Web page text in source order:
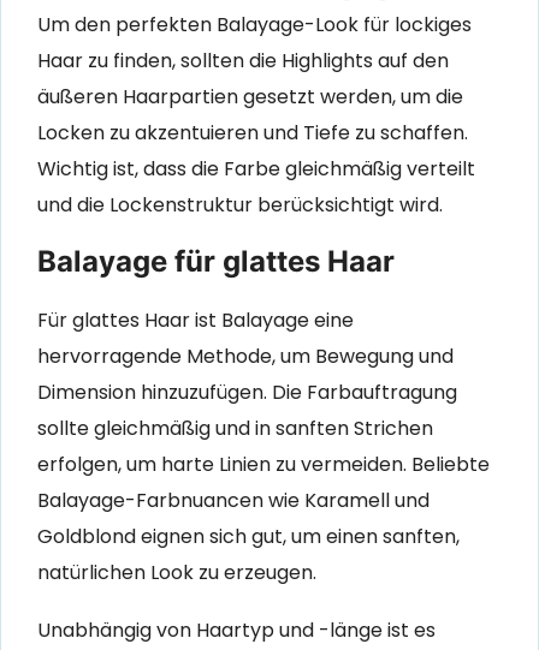
Um den perfekten Balayage-Look für lockiges
Haar zu finden, sollten die Highlights auf den
äußeren Haarpartien gesetzt werden, um die
Locken zu akzentuieren und Tiefe zu schaffen.
Wichtig ist, dass die Farbe gleichmäßig verteilt
und die Lockenstruktur berücksichtigt wird.
Balayage für glattes Haar
Für glattes Haar ist Balayage eine
hervorragende Methode, um Bewegung und
Dimension hinzuzufügen. Die Farbauftragung
sollte gleichmäßig und in sanften Strichen
erfolgen, um harte Linien zu vermeiden. Beliebte
Balayage-Farbnuancen wie Karamell und
Goldblond eignen sich gut, um einen sanften,
natürlichen Look zu erzeugen.
Unabhängig von Haartyp und -länge ist es